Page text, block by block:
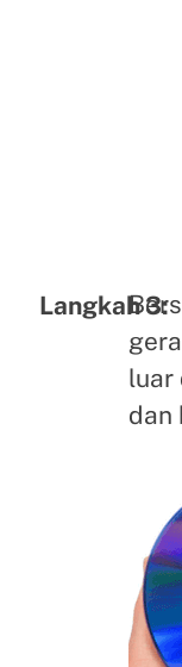
Langkah 3:
luar
dan